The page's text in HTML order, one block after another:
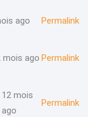
ago Permalink
mois ago Permalink
12 mois
ago
Permalink